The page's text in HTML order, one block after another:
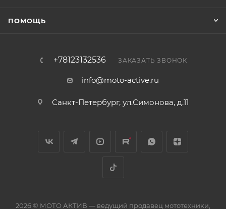
ПОМОЩЬ
+78123132536 ЗАКАЗАТЬ ЗВОНОК
info@moto-active.ru
Санкт-Петербург, ул.Симонова, д.11
2026 © МОТО АКТИВ — ведущий продавец мототехники,